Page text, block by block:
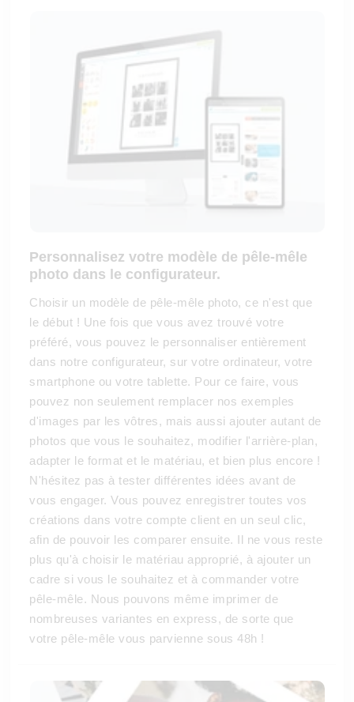
Personnalisez votre modèle de pêle-mêle
photo dans le configurateur.
Choisir un modèle de pêle-mêle photo, ce n'est que
le début ! Une fois que vous avez trouvé votre
préféré, vous pouvez le personnaliser entièrement
dans notre configurateur, sur votre ordinateur, votre
smartphone ou votre tablette. Pour ce faire, vous
pouvez non seulement remplacer nos exemples
d'images par les vôtres, mais aussi ajouter autant de
photos que vous le souhaitez, modifier l'arrière-plan,
adapter le format et le matériau, et bien plus encore !
N'hésitez pas à tester différentes idées avant de
vous engager. Vous pouvez enregistrer toutes vos
créations dans votre compte client en un seul clic,
afin de pouvoir les comparer ensuite. Il ne vous reste
plus qu'à choisir le matériau approprié, à ajouter un
cadre si vous le souhaitez et à commander votre
pêle-mêle. Nous pouvons même imprimer de
nombreuses variantes en express, de sorte que
votre pêle-mêle vous parvienne sous 48h !